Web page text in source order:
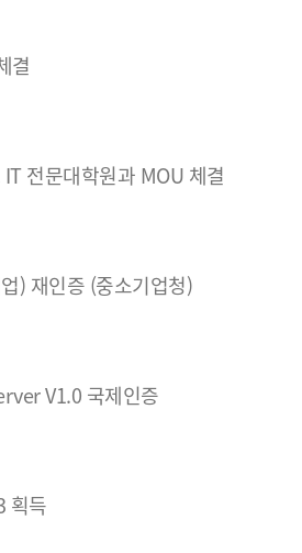
결
전문대학원과 MOU 체결
) 재인증 (중소기업청)
V1.0 국제인증
획득